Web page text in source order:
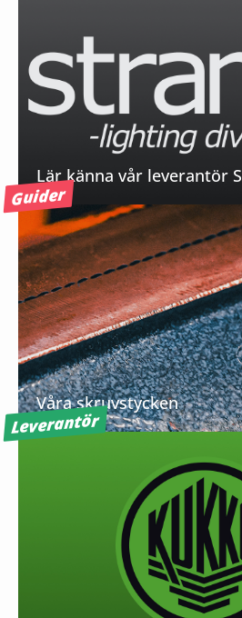
Lär känna vår leverantör
Guider
Våra skruvstycken
Leverantör